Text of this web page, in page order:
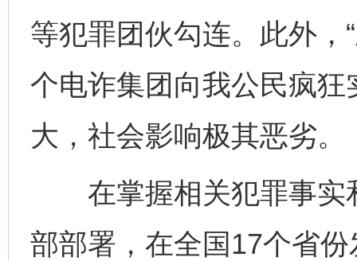
等犯罪团伙勾连。此外，
个电诈集团向我公民疯
大，社会影响极其恶劣。
在掌握相关犯罪事实
部部署，在全国17个省